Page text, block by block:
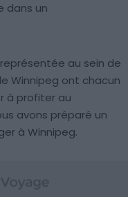
dans un
au sein de
Winnipeg ont chacun
à profiter au
avons préparé un
à Winnipeg.